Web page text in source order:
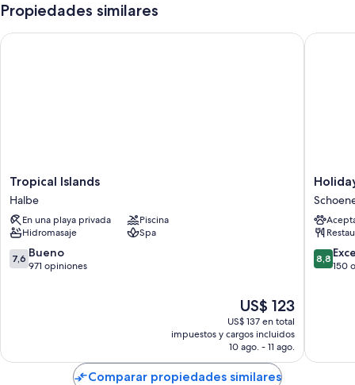
Propiedades similares
Tropical
Islands
Halbe
Tropical Islands
Halbe
En una playa privada
Piscina
Hidromasaje
Spa
7.6
de
7,6 Bueno
971 opiniones
El
precio
actual
es
de
US$ 123
US$ 123
US$ 137 en total
impuestos y cargos incluidos
10 ago. - 11 ago.
Tropical Islands
Holiday
Inn
-
the
niu,
Pax
Berlin
8.8
de
8,8
150
Holiday
Comparar propiedades similares